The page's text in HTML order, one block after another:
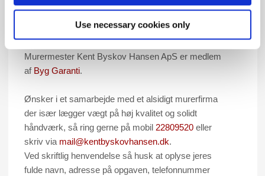
Use necessary cookies only
Netpuds Renovering
Reparationer & Renoveringer
Murermester Kent Byskov Hansen ApS er medlem
af Byg Garanti.
Ønsker i et samarbejde med et alsidigt murerfirma
der især lægger vægt på høj kvalitet og solidt
håndværk, så ring gerne på mobil 22809520eller
skriv via mail@kentbyskovhansen.dk.
​Ved skriftlig henvendelse så husk at oplyse jeres
fulde navn, adresse på opgaven, telefonnummer